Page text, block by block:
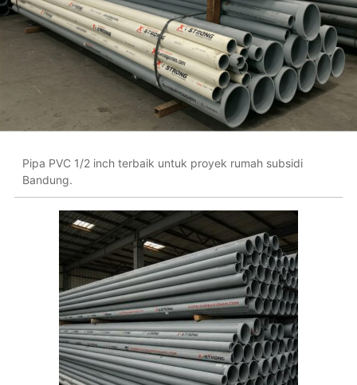
Pipa PVC 1/2 inch terbaik untuk proyek rumah subsidi
Bandung.